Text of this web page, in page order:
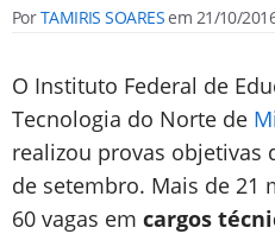
PorTAMIRIS SOARESem 21/10/
O Instituto Federal de
Tecnologia do Norte de
realizou provas objetivas
de setembro. Mais de 21
60 vagas em cargos